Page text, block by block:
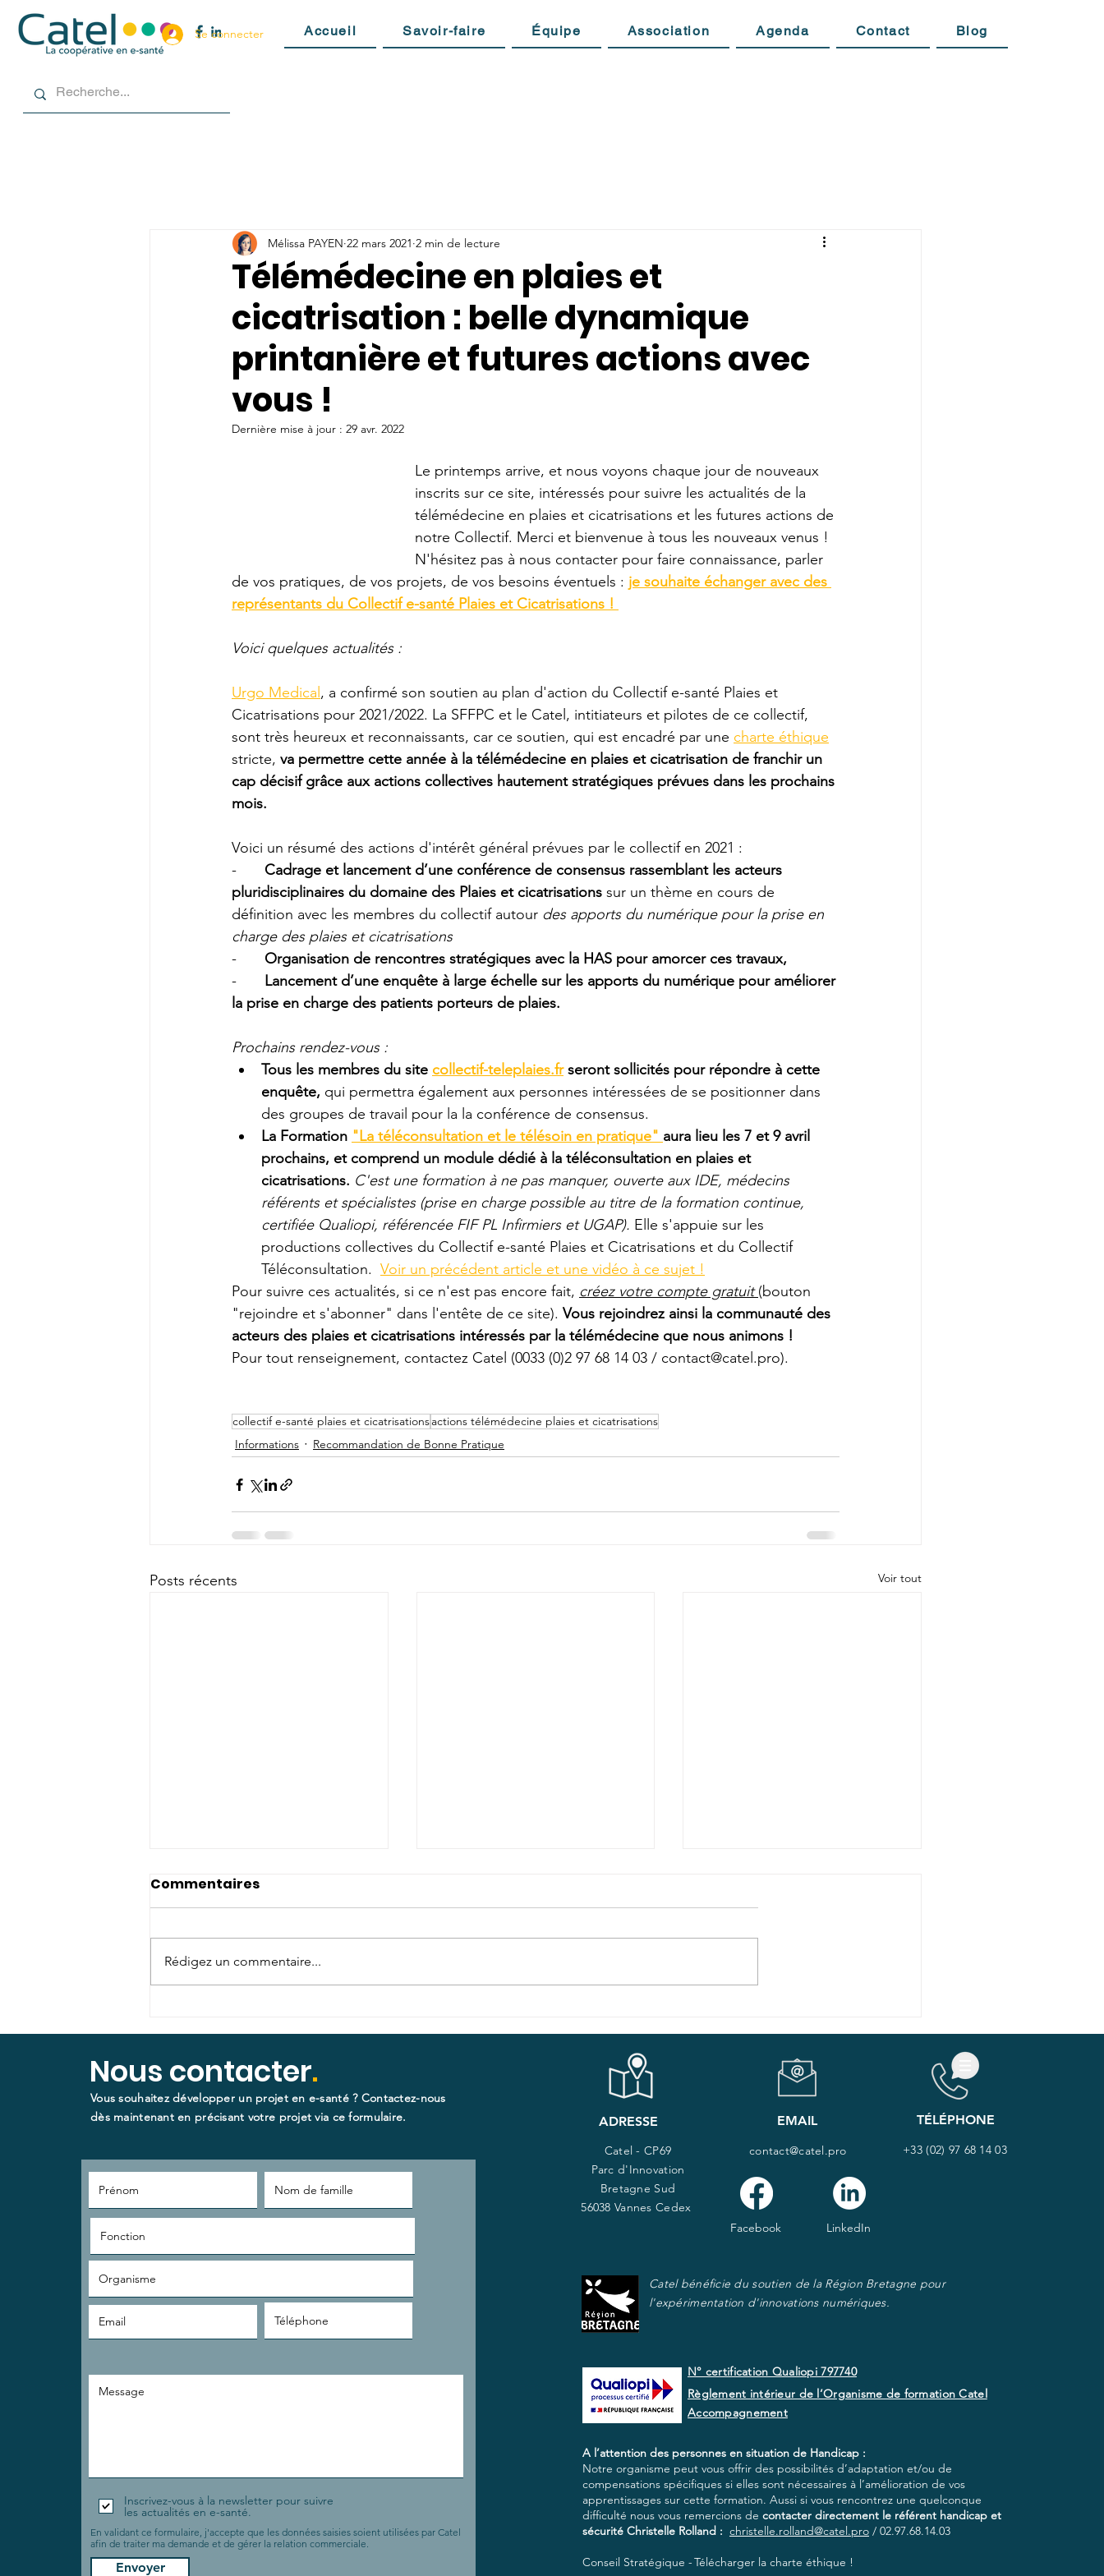
Se connecter Accueil Savoir-faire Équipe Association Agenda Contact Blog
Télémédecine en plaies et
cicatrisation : belle dynamique
printanière et futures actions avec
vous !
Mélissa PAYEN 22 mars 2021 2 min de lecture
Dernière mise à jour : 29 avr. 2022
Le printemps arrive, et nous voyons chaque jour de nouveaux
inscrits sur ce site, intéressés pour suivre les actualités de la
télémédecine en plaies et cicatrisations et les futures actions de
notre Collectif. Merci et bienvenue à tous les nouveaux venus !
N'hésitez pas à nous contacter pour faire connaissance, parler
de vos pratiques, de vos projets, de vos besoins éventuels : je souhaite échanger avec des
représentants du Collectif e-santé Plaies et Cicatrisations !
Voici quelques actualités :
Urgo Medical , a confirmé son soutien au plan d'action du Collectif e-santé Plaies et
Cicatrisations pour 2021/2022. La SFFPC et le Catel, intitiateurs et pilotes de ce collectif,
sont très heureux et reconnaissants, car ce soutien, qui est encadré par une charte éthique
stricte, va permettre cette année à la télémédecine en plaies et cicatrisation de franchir un
cap décisif grâce aux actions collectives hautement stratégiques prévues dans les prochains
mois.
Voici un résumé des actions d'intérêt général prévues par le collectif en 2021 :
Cadrage et lancement d’une conférence de consensus rassemblant les acteurs
pluridisciplinaires du domaine des Plaies et cicatrisations sur un thème en cours de
définition avec les membres du collectif autour des apports du numérique pour la prise en
charge des plaies et cicatrisations
Organisation de rencontres stratégiques avec la HAS pour amorcer ces travaux,
Lancement d’une enquête à large échelle sur les apports du numérique pour améliorer
la prise en charge des patients porteurs de plaies.
Prochains rendez-vous :
Tous les membres du site collectif-teleplaies.fr seront sollicités pour répondre à cette
enquête, qui permettra également aux personnes intéressées de se positionner dans
des groupes de travail pour la la conférence de consensus.
La Formation "La téléconsultation et le télésoin en pratique" aura lieu les 7 et 9 avril
prochains, et comprend un module dédié à la téléconsultation en plaies et
cicatrisations. C'est une formation à ne pas manquer, ouverte aux IDE, médecins
référents et spécialistes (prise en charge possible au titre de la formation continue,
certifiée Qualiopi, référencée FIF PL Infirmiers et UGAP). Elle s'appuie sur les
productions collectives du Collectif e-santé Plaies et Cicatrisations et du Collectif
Téléconsultation. Voir un précédent article et une vidéo à ce sujet !
Pour suivre ces actualités, si ce n'est pas encore fait, créez votre compte gratuit (bouton
"rejoindre et s'abonner" dans l'entête de ce site). Vous rejoindrez ainsi la communauté des
acteurs des plaies et cicatrisations intéressés par la télémédecine que nous animons !
Pour tout renseignement, contactez Catel (0033 (0)2 97 68 14 03 / contact@catel.pro).
collectif e-santé plaies et cicatrisationsactions télémédecine plaies et cicatrisations
Informations
Recommandation de Bonne Pratique
Posts récents Voir tout
télésanté : des
recommandations en
plaies et cicatrisations
présentées aux
Journées Cicatrisations
plaies et cicatrisations
vous donne rendez-vous
Cicatrisations les 19, 20
des Journées
Cicatrisations 2024
Commentaires
Rédigez un commentaire...
Nous contacter.
Vous souhaitez développer un projet en e-santé ? Contactez-nous
dès maintenant en précisant votre projet via ce formulaire.​
Inscrivez-vous à la newsletter pour suivre
les actualités en e-santé.
En validant ce formulaire, j'accepte que les données saisies soient utilisées par Catel
afin de traiter ma demande et de gérer la relation commerciale.
Envoyer
ADRESSE
Catel - CP69
Parc d'Innovation
Bretagne Sud
56038 Vannes Cedex
EMAIL
contact@catel.pro
Facebook LinkedIn
TÉLÉPHONE
+33 (02) 97 68 14 03
Catel bénéficie du soutien de la Région Bretagne pour
l'expérimentation d'innovations numériques.
N° certification Qualiopi 797740
Règlement intérieur de l’Organisme de formation Catel
Accompagnement
A l’attention des personnes en situation de Handicap :
Notre organisme peut vous offrir des possibilités d’adaptation et/ou de
compensations spécifiques si elles sont nécessaires à l’amélioration de vos
apprentissages sur cette formation. Aussi si vous rencontrez une quelconque
difficulté nous vous remercions de contacter directement le référent handicap et
sécurité Christelle Rolland : christelle.rolland@catel.pro / 02.97.68.14.03
Conseil Stratégique -Télécharger la charte éthique !